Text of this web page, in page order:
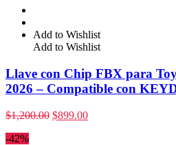
Add to Wishlist
Add to Wishlist
Llave con Chip FBX para
2026 – Compatible con
$1,200.00 $899.00
-42%